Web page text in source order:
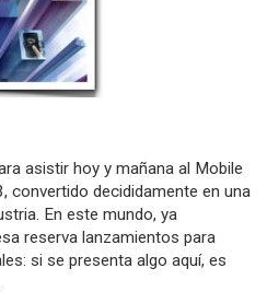
asistir hoy y mañana al Mobile
convertido decididamente en una
En este mundo, ya
reserva lanzamientos para
si se presenta algo aquí, es